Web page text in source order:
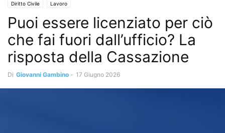
Diritto Civile Lavoro
Puoi essere licenziato per ciò
che fai fuori dall’ufficio? La
risposta della Cassazione
Di Giovanni Gambino - 17 Giugno 2026